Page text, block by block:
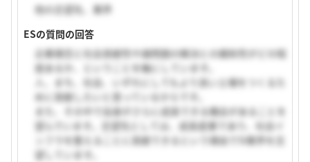
他の志望先、業界
ESの質問の回答
企業理念と社会貢献性や諸問題の解決との親和性がどの程
度あるか、ということを軸にしています。
人、まち、社会、いずれにしてもより良い土壌をつくるた
めに貢献したいと思っているからです。
また、その中で自身がさらに成長できる機会があることを
望んでいます。志望先としては、成長産業であり、社会イ
ンフラを整えることに貢献できるという理由でSI業界を志
望しています。